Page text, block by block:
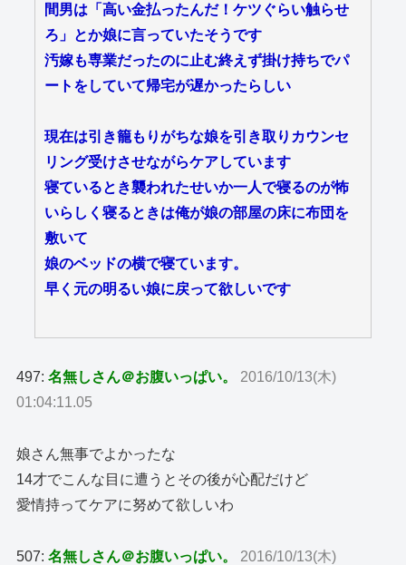
間男は「高い金払ったんだ！ケツぐらい触らせ
ろ」とか娘に言っていたそうです
汚嫁も専業だったのに止む終えず掛け持ちでパ
ートをしていて帰宅が遅かったらしい
現在は引き籠もりがちな娘を引き取りカウンセ
リング受けさせながらケアしています
寝ているとき襲われたせいか一人で寝るのが怖
いらしく寝るときは俺が娘の部屋の床に布団を
敷いて
娘のベッドの横で寝ています。
早く元の明るい娘に戻って欲しいです
497:名無しさん＠お腹いっぱい。
2016/10/13(木)
01:04:11.05
娘さん無事でよかったな
14才でこんな目に遭うとその後が心配だけど
愛情持ってケアに努めて欲しいわ
507:名無しさん＠お腹いっぱい。
2016/10/13(木)